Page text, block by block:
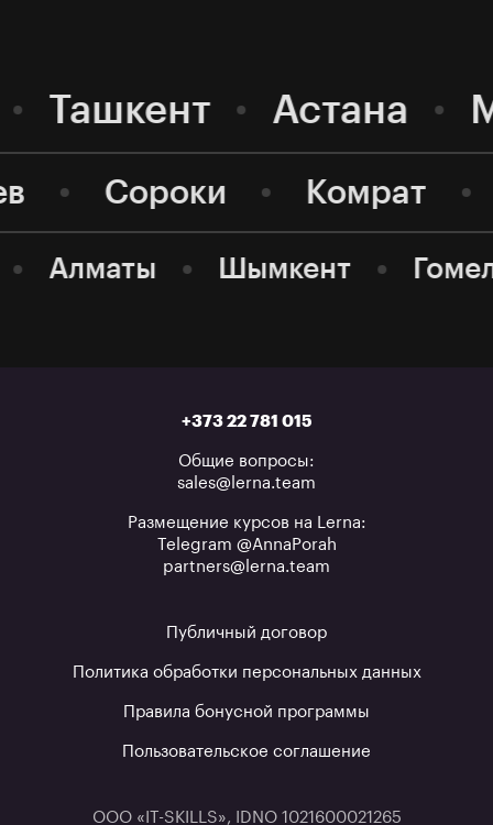
Ташкент Астана
Комрат
Сороки
Алматы Шымкент
+373 22 781 015
Общие вопросы:
sales@lerna.team
Размещение курсов на Lerna:
Telegram @AnnaPorah
partners@lerna.team
Публичный договор
Политика обработки персональных данных
Правила бонусной программы
Пользовательское соглашение
ООО «IT-SKILLS», IDNO 1021600021265